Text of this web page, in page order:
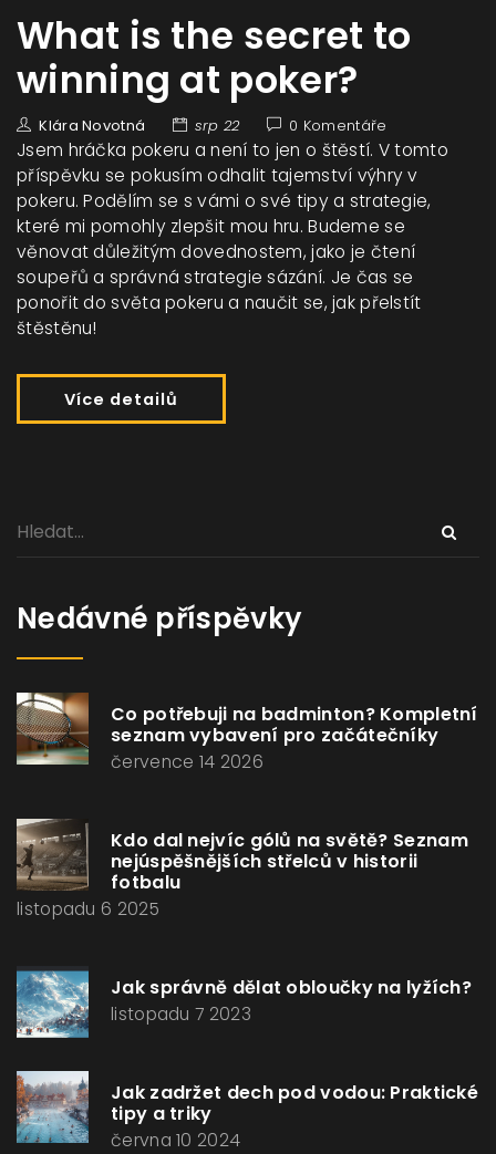
What is the secret to
winning at poker?
Klára Novotná srp 22 0 Komentáře
Jsem hráčka pokeru a není to jen o štěstí. V tomto
příspěvku se pokusím odhalit tajemství výhry v
pokeru. Podělím se s vámi o své tipy a strategie,
které mi pomohly zlepšit mou hru. Budeme se
věnovat důležitým dovednostem, jako je čtení
soupeřů a správná strategie sázání. Je čas se
ponořit do světa pokeru a naučit se, jak přelstít
štěstěnu!
Více detailů
Nedávné příspěvky
Co potřebuji na badminton? Kompletní
seznam vybavení pro začátečníky
července 14 2026
Kdo dal nejvíc gólů na světě? Seznam
nejúspěšnějších střelců v historii
fotbalu
listopadu 6 2025
Jak správně dělat obloučky na lyžích?
listopadu 7 2023
Jak zadržet dech pod vodou: Praktické
tipy a triky
června 10 2024